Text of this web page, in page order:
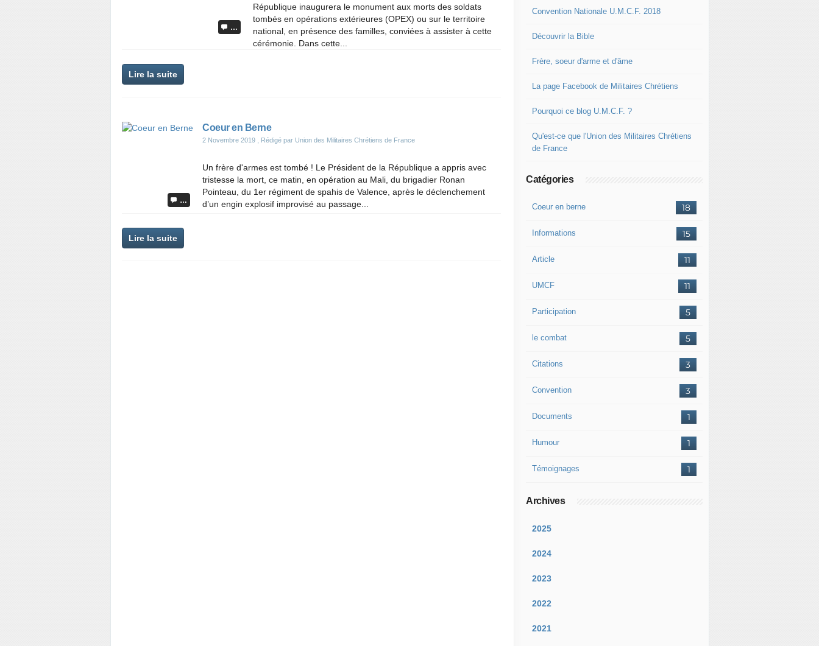
…
République inaugurera le monument aux morts des soldats
tombés en opérations extérieures (OPEX) ou sur le territoire
national, en présence des familles, conviées à assister à cette
cérémonie. Dans cette...
Lire la suite
…
Coeur en Berne
2 Novembre 2019 , Rédigé par Union des Militaires Chrétiens de France
Un frère d'armes est tombé ! Le Président de la République a appris avec
tristesse la mort, ce matin, en opération au Mali, du brigadier Ronan
Pointeau, du 1er régiment de spahis de Valence, après le déclenchement
d’un engin explosif improvisé au passage...
Lire la suite
Convention Nationale U.M.C.F. 2018
Découvrir la Bible
Frère, soeur d'arme et d'âme
La page Facebook de Militaires Chrétiens
Pourquoi ce blog U.M.C.F. ?
Qu'est-ce que l'Union des Militaires Chrétiens
de France
Catégories
18
Coeur en berne
15
Informations
11
Article
11
UMCF
5
Participation
5
le combat
3
Citations
3
Convention
1
Documents
1
Humour
1
Témoignages
Archives
2025
2024
2023
2022
2021